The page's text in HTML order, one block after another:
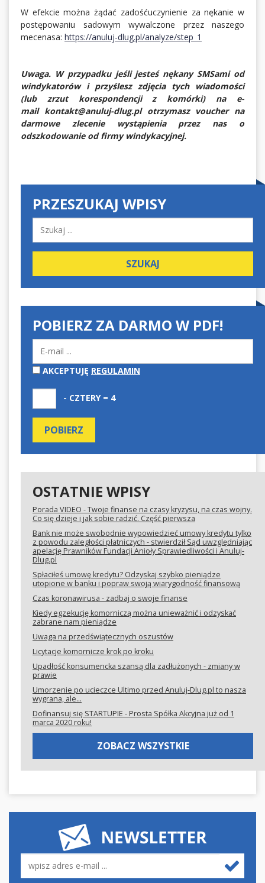
W efekcie można żądać zadośćuczynienie za nękanie w
postępowaniu sadowym wywalczone przez naszego
mecenasa: https://anuluj-dlug.pl/analyze/step_1
Uwaga. W przypadku jeśli jesteś nękany SMSami od
windykatorów i przyślesz zdjęcia tych wiadomości
(lub zrzut korespondencji z komórki) na e-
mail kontakt@anuluj-dlug.pl otrzymasz voucher na
darmowe zlecenie wystąpienia przez nas o
odszkodowanie od firmy windykacyjnej.
PRZESZUKAJ WPISY
POBIERZ ZA DARMO W PDF!
AKCEPTUJĘ REGULAMIN
- CZTERY = 4
OSTATNIE WPISY
Porada VIDEO - Twoje finanse na czasy kryzysu, na czas wojny.
Co się dzieje i jak sobie radzić. Część pierwsza
Bank nie może swobodnie wypowiedzieć umowy kredytu tylko
z powodu zaległości płatniczych - stwierdził Sąd uwzględniając
apelację Prawników Fundacji Anioły Sprawiedliwości i Anuluj-
Dlug.pl
Spłaciłeś umowę kredytu? Odzyskaj szybko pieniądze
utopione w banku i popraw swoją wiarygodność finansową
Czas koronawirusa - zadbaj o swoje finanse
Kiedy egzekucję komorniczą można unieważnić i odzyskać
zabrane nam pieniądze
Uwaga na przedświątecznych oszustów
Licytacje komornicze krok po kroku
Upadłość konsumencka szansą dla zadłużonych - zmiany w
prawie
Umorzenie po ucieczce Ultimo przed Anuluj-Dlug.pl to nasza
wygrana, ale...
Dofinansuj się STARTUPIE - Prosta Spółka Akcyjna już od 1
marca 2020 roku!
ZOBACZ WSZYSTKIE